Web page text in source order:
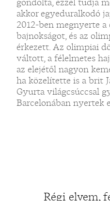
akkor egyeduralkodó
2012-ben megnyerte
bajnokságot, és az
érkezett. Az olimpiai
váltott, a félelmetes
az elejétől nagyon
ha közelítette is a brit
Gyurta világcsúccsal
Barcelonában nyertek
Régi elvem,